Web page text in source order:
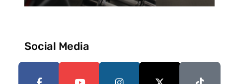
Social Media